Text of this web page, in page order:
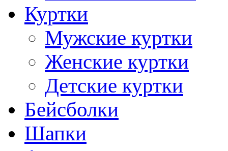
Куртки
Мужские куртки
Женские куртки
Детские куртки
Бейсболки
Шапки